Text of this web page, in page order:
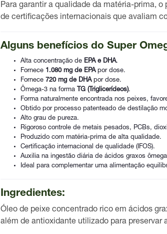
Para garantir a qualidade da matéria-prima,
de certificações internacionais que avaliam
Alguns benefícios do Super
Alta concentração de EPA e DHA.
Fornece 1.080 mg de EPApor dose.
Fornece 720 mg de DHApor dose.
Ômega-3 na forma TG (Triglicerídeos).
Forma naturalmente encontrada nos peixes,
Obtido por processo patenteado de destilação
Alto grau de pureza.
Rigoroso controle de metais pesados, PCBs,
Produzido com matéria-prima de alta qualidade.
Certificação internacional de qualidade (IFOS).
Auxilia na ingestão diária de ácidos graxos
Ideal para complementar uma alimentação
Ingredientes:
Óleo de peixe concentrado rico em ácidos
além de antioxidante utilizado para preservar